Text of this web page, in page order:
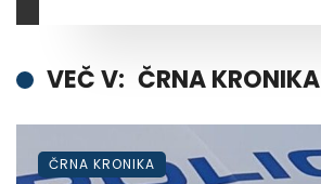
VEČ V: ČRNA KRONIKA
ČRNA KRONIKA